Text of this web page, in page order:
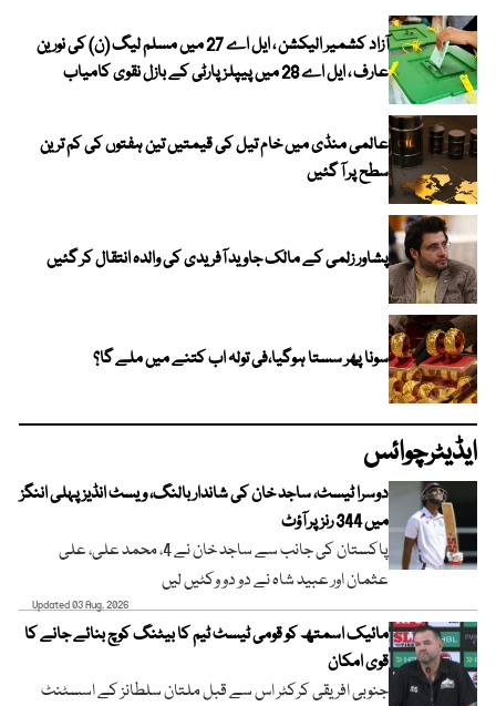
آزاد کشمیر الیکشن ، ایل اے 27 میں مسلم لیگ (ن) کی نورین
عارف ، ایل اے 28 میں پیپلز پارٹی کے بازل نقوی کامیاب
عالمی منڈی میں خام تیل کی قیمتیں تین ہفتوں کی کم ترین
سطح پر آ گئیں
پشاور زلمی کے مالک جاوید آفریدی کی والدہ انتقال کر گئیں
سونا پھر سستا ہوگیا،فی تولہ اب کتنے میں ملے گا؟
ایڈیٹرچوائس
دوسرا ٹیسٹ، ساجد خان کی شاندار بالنگ، ویسٹ انڈیز پہلی اننگز
میں 344 رنز پر آؤٹ
پاکستان کی جانب سے ساجد خان نے 4، محمد علی، علی
عثمان اور عبید شاہ نے دو دو وکٹیں لیں
Updated 03 Aug, 2026
مائیک اسمتھ کو قومی ٹیسٹ ٹیم کا بیٹنگ کوچ بنائے جانے کا
قوی امکان
جنوبی افریقی کرکٹر اس سے قبل ملتان سلطانز کے اسسٹنٹ